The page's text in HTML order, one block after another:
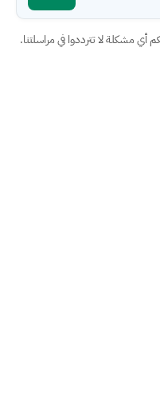
مشكلة لا تترددوا في مراسلتنا.